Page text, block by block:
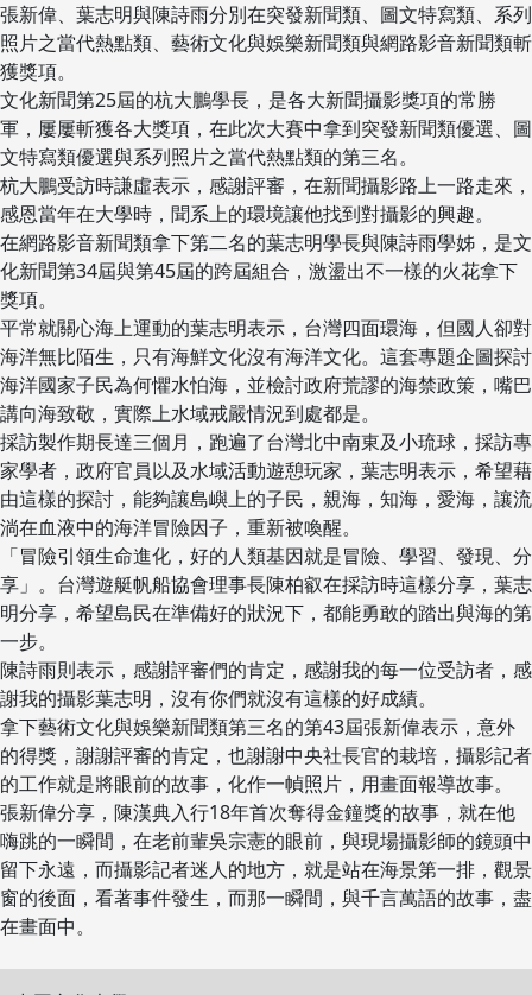
張新偉、葉志明與陳詩雨分別在突發新聞類、圖文特寫類、系列
照片之當代熱點類、藝術文化與娛樂新聞類與網路影音新聞類斬
獲獎項。
文化新聞第25屆的杭大鵬學長，是各大新聞攝影獎項的常勝
軍，屢屢斬獲各大獎項，在此次大賽中拿到突發新聞類優選、圖
文特寫類優選與系列照片之當代熱點類的第三名。
杭大鵬受訪時謙虛表示，感謝評審，在新聞攝影路上一路走來，
感恩當年在大學時，聞系上的環境讓他找到對攝影的興趣。
在網路影音新聞類拿下第二名的葉志明學長與陳詩雨學姊，是文
化新聞第34屆與第45屆的跨屆組合，激盪出不一樣的火花拿下
獎項。
平常就關心海上運動的葉志明表示，台灣四面環海，但國人卻對
海洋無比陌生，只有海鮮文化沒有海洋文化。這套專題企圖探討
海洋國家子民為何懼水怕海，並檢討政府荒謬的海禁政策，嘴巴
講向海致敬，實際上水域戒嚴情況到處都是。
採訪製作期長達三個月，跑遍了台灣北中南東及小琉球，採訪專
家學者，政府官員以及水域活動遊憩玩家，葉志明表示，希望藉
由這樣的探討，能夠讓島嶼上的子民，親海，知海，愛海，讓流
淌在血液中的海洋冒險因子，重新被喚醒。
「冒險引領生命進化，好的人類基因就是冒險、學習、發現、分
享」。台灣遊艇帆船協會理事長陳柏叡在採訪時這樣分享，葉志
明分享，希望島民在準備好的狀況下，都能勇敢的踏出與海的第
一步。
陳詩雨則表示，感謝評審們的肯定，感謝我的每一位受訪者，感
謝我的攝影葉志明，沒有你們就沒有這樣的好成績。
拿下藝術文化與娛樂新聞類第三名的第43屆張新偉表示，意外
的得獎，謝謝評審的肯定，也謝謝中央社長官的栽培，攝影記者
的工作就是將眼前的故事，化作一幀照片，用畫面報導故事。
張新偉分享，陳漢典入行18年首次奪得金鐘獎的故事，就在他
嗨跳的一瞬間，在老前輩吳宗憲的眼前，與現場攝影師的鏡頭中
留下永遠，而攝影記者迷人的地方，就是站在海景第一排，觀景
窗的後面，看著事件發生，而那一瞬間，與千言萬語的故事，盡
在畫面中。